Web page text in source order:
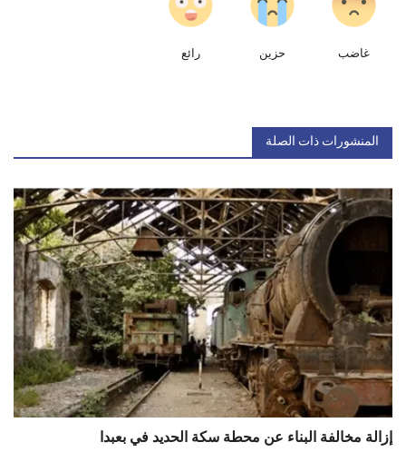
غاضب حزين رائع
المنشورات ذات الصلة
إزالة مخالفة البناء عن محطة سكة الحديد في بعبدا